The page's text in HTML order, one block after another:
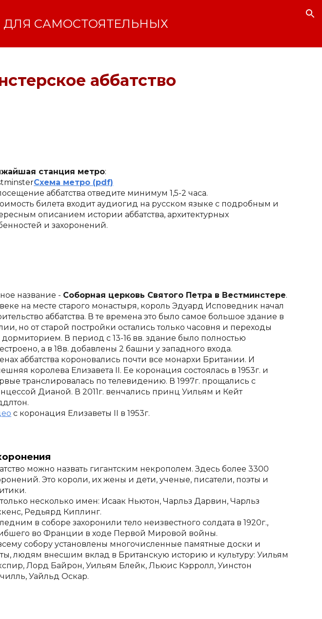
Skip to navigation
САМОСТОЯТЕЛЬНЫХ
аббатство
станция метро:
Cхема метро (pdf)
аббатства отведите минимум 1,5-2 часа.
билета входит аудиогид на русском языке с подробным и
описанием истории аббатства, архитектурных
и захоронений.
название - Соборная церковь Святого Петра в Вестминстере.
веке на месте старого монастыря, король Эдуард Исповедник начал
аббатства. В те времена это было самое большое здание в
но от старой постройки остались только часовня и переходы
В период с 13-16 вв. здание было полностью
а в 18в. добавлены 2 башни у западного входа.
аббатства короновались почти все монархи Британии. И
королева Елизавета II. Ее коронация состоялась в 1953г. и
транслировалась по телевидению. В 1997г. прощались с
Дианой. В 2011г. венчались принц Уильям и Кейт
с коронация Елизаветы II в 1953г.
можно назвать гигантским некрополем. Здесь более 3300
Это короли, их жены и дети, ученые, писатели, поэты и
несколько имен: Исаак Ньютон, Чарльз Дарвин, Чарльз
Редьярд Киплинг.
в соборе захоронили тело неизвестного солдата в 1920г.,
во Франции в ходе Первой Мировой войны.
собору установлены многочисленные памятные доски и
людям внесшим вклад в Британскую историю и культуру: Уильям
Лорд Байрон, Уильям Блейк, Льюис Кэрролл, Уинстон
Уайльд Оскар.